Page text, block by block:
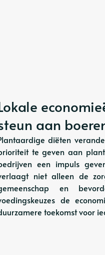
aan
diëten
te geven aan
een impuls
niet alleen de
en
de
toekomst voor